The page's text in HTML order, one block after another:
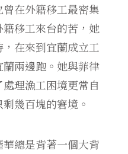
在外籍移工最密集
移工來台的苦，她
在來到宜蘭成立工
兩邊跑。她與菲律
理漁工困境更常自
幾百塊的窘境。
華總是背著一個大背